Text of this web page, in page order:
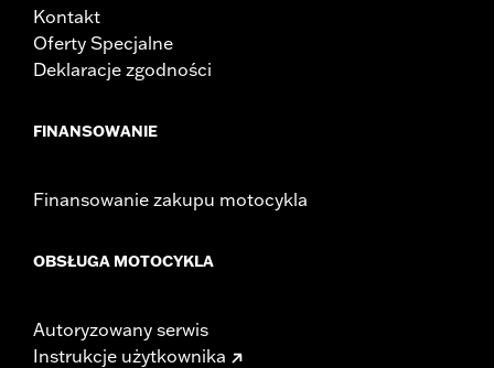
Kontakt
Oferty Specjalne
Deklaracje zgodności
FINANSOWANIE
Finansowanie zakupu motocykla
OBSŁUGA MOTOCYKLA
Autoryzowany serwis
Instrukcje użytkownika